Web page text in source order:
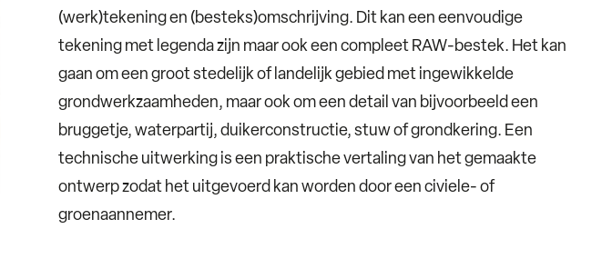
(werk)tekening en (besteks)omschrijving. Dit kan een eenvoudige
tekening met legenda zijn maar ook een compleet RAW-bestek. Het kan
gaan om een groot stedelijk of landelijk gebied met ingewikkelde
grondwerkzaamheden, maar ook om een detail van bijvoorbeeld een
bruggetje, waterpartij, duikerconstructie, stuw of grondkering. Een
technische uitwerking is een praktische vertaling van het gemaakte
ontwerp zodat het uitgevoerd kan worden door een civiele- of
groenaannemer.